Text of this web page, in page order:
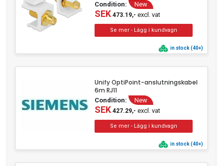
Condition: New
SEK473.19,- excl. vat
in stock (40+)
Unify OptiPoint-anslutningskabel
6m RJ11
Condition: New
SEK427.29,- excl. vat
in stock (40+)